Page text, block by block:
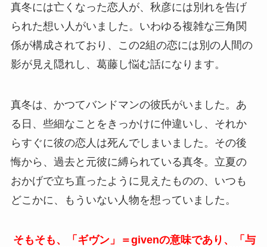
真冬には亡くなった恋人が、秋彦には別れを告げ
られた想い人がいました。いわゆる複雑な三角関
係が構成されており、この2組の恋には別の人間の
影が見え隠れし、葛藤し悩む話になります。
真冬は、かつてバンドマンの彼氏がいました。あ
る日、些細なことをきっかけに仲違いし、それか
らすぐに彼の恋人は死んでしまいました。その後
悔から、過去と元彼に縛られている真冬。立夏の
おかげで立ち直ったように見えたものの、いつも
どこかに、もういない人物を想っていました。
そもそも、「ギヴン」＝givenの意味であり、「与